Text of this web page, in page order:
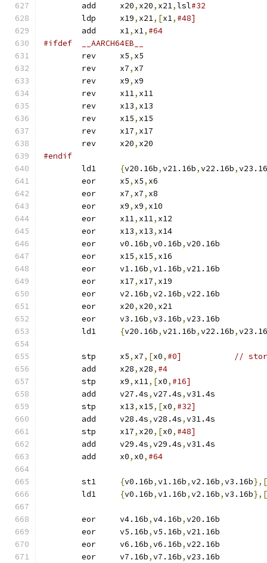
	add	x20
, x20, x21,lsl#32
	ldp	x19
, x21,[x1, #48]
	add	x1
, x1, #64
#ifdef	__AARCH64EB__
	rev	x5
, x5
	rev	x7
, x7
	rev	x9
, x9
	rev	x11
, x11
	rev	x13
, x13
	rev	x15
, x15
	rev	x17
, x17
	rev	x20
, x20
#endif
{v20.16b,v21.16b,v22.16b,
	eor	x5
, x5, x6
	eor	x7
, x7, x8
	eor	x9
, x9, x10
	eor	x11
, x11, x12
	eor	x13
, x13, x14
	eor	v0.16b
,v0.16b,v20.16b
	eor	x15
, x15, x16
	eor	v1.16b
,v1.16b,v21.16b
	eor	x17
, x17, x19
	eor	v2.16b
,v2.16b,v22.16b
	eor	x20
, x20, x21
	eor	v3.16b
,v3.16b,v23.16b
{v20.16b,v21.16b,v22.16b,
	stp	x5
, x7,[x0,
#0]		//
	add	x28
, x28,
	stp	x9
, x11,[x0, #16]
	add	v27.4s
,v27.4s,
	stp	x13
, x15,[x0, #32]
	add	v28.4s
,v28.4s,v31.4s
	stp	x17
, x20,[x0, #48]
	add	v29.4s
,v29.4s,v31.4s
	add	x0
, x0, #64
{v0.16b,v1.16b,v2.16b,v3.16b},[
{v0.16b,v1.16b,v2.16b,v3.16b},[
	eor	v4.16b
,v4.16b,v20.16b
	eor	v5.16b
,v5.16b,v21.16b
	eor	v6.16b
,v6.16b,v22.16b
	eor	v7.16b
,v7.16b,v23.16b